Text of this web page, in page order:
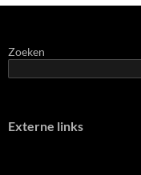
Zoeken
Externe links